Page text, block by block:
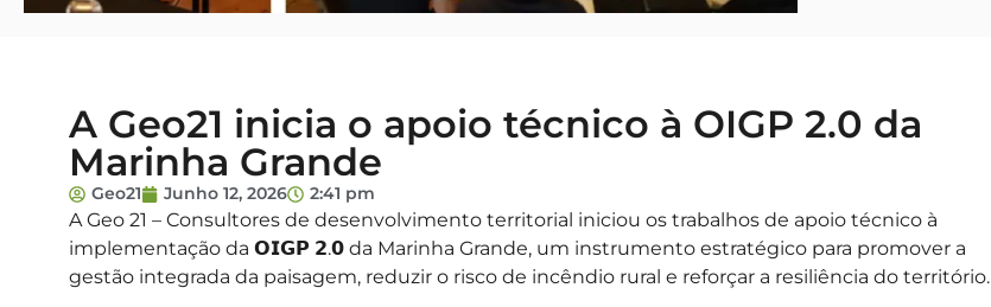
A Geo21 inicia o apoio técnico à OIGP 2.0 da
Marinha Grande
Geo21 Junho 12, 2026 2:41 pm
A Geo 21 – Consultores de desenvolvimento territorial iniciou os trabalhos de apoio técnico à
implementação da 𝗢𝗜𝗚𝗣 𝟮.𝟬 da Marinha Grande, um instrumento estratégico para promover a
gestão integrada da paisagem, reduzir o risco de incêndio rural e reforçar a resiliência do território.